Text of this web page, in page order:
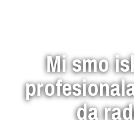
Mi smo
da